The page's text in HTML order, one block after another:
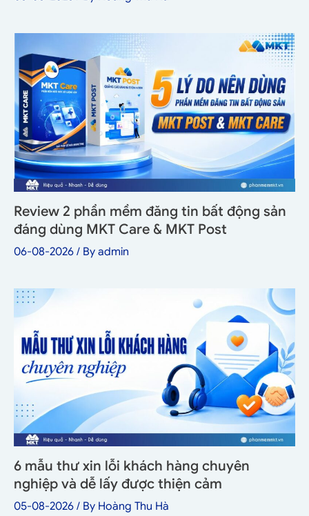
Review 2 phần mềm đăng tin bất động sản
đáng dùng MKT Care & MKT Post
06-08-2026 / By admin
6 mẫu thư xin lỗi khách hàng chuyên
nghiệp và dễ lấy được thiện cảm
05-08-2026 / By Hoàng Thu Hà